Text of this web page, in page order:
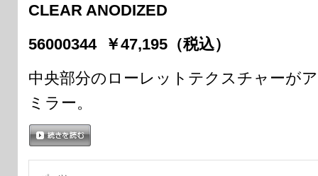
CLEAR ANODIZED
56000344 ￥47,195（税込）
中央部分のローレットテクスチャーが
ミラー。